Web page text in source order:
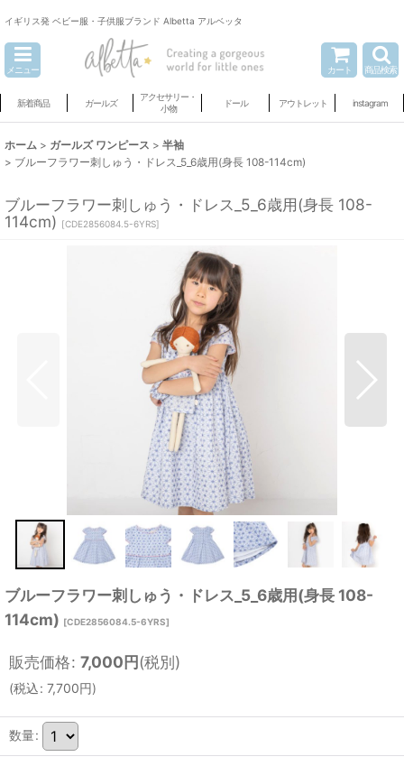
イギリス発 ベビー服・子供服ブランド Albetta アルベッタ
メニュー カート 商品検索
新着商品 ガールズ
アクセサリー・
小物
ドール アウトレット instagram
ホーム > ガールズ ワンピース > 半袖
> ブルーフラワー刺しゅう・ドレス_5_6歳用(身長 108-114cm)
ブルーフラワー刺しゅう・ドレス_5_6歳用(身長 108-
114cm) [CDE2856084.5-6YRS]
ブルーフラワー刺しゅう・ドレス_5_6歳用(身長 108-
114cm) [CDE2856084.5-6YRS]
販売価格: 7,000円(税別)
(税込: 7,700円)
数量: